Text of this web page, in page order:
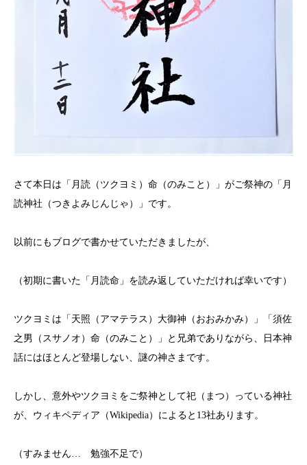
さて本日は「月読（ツクヨミ）命（のみこと）」がご祭神の「月
読神社（つきよみじんじゃ）」です。
以前にもブログで書かせていただきましたが、
（初期に書いた「月読命」を読み返していただければ幸いです）
ツクヨミは「天照（アマテラス）大御神（おおみかみ）」「須佐
之男（スサノオ）命（のみこと）」と兄弟でありながら、日本神
話にはほとんど登場しない、謎の神さまです。
しかし、意外やツクヨミをご祭神として祀（まつ）っている神社
が、ウィキペディア（Wikipedia）によると13社あります。
（すみません… 勉強不足で）